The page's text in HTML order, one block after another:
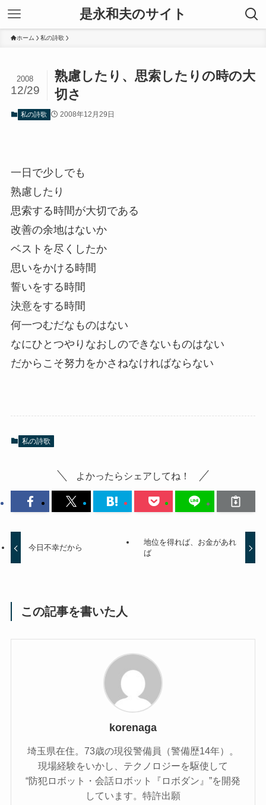
是永和夫のサイト
ホーム 私の詩歌
熟慮したり、思索したりの時の大
切さ
2008
12/29
私の詩歌 2008年12月29日
一日で少しでも
熟慮したり
思索する時間が大切である
改善の余地はないか
ベストを尽くしたか
思いをかける時間
誓いをする時間
決意をする時間
何一つむだなものはない
なにひとつやりなおしのできないものはない
だからこそ努力をかさねなければならない
私の詩歌
よかったらシェアしてね！
今日不幸だから
地位を得れば、お金があれ
ば
この記事を書いた人
korenaga
埼玉県在住。73歳の現役警備員（警備歴14年）。
現場経験をいかし、テクノロジーを駆使して
“防犯ロボット・会話ロボット『ロボダン』”を開発
しています。特許出願